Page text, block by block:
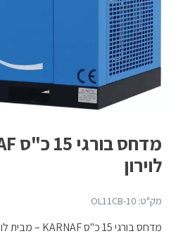
לוירון
מק"ט: OL11CB-10
מדחס בורגי 15 כ"ס KARNAF – מבית לוירון.